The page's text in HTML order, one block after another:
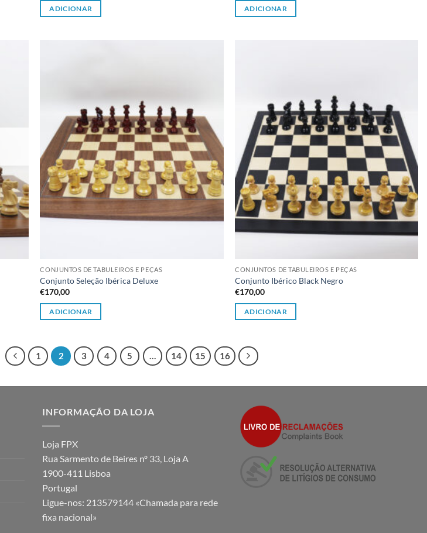
ADICIONAR ADICIONAR
CONJUNTOS DE TABULEIROS E PEÇAS
Conjunto Seleção Ibérica Deluxe
€170,00
ADICIONAR
CONJUNTOS DE TABULEIROS E PEÇAS
Conjunto Ibérico Black Negro
€170,00
ADICIONAR
1 2 3 4 5 … 14 15 16
INFORMAÇÃO DA LOJA
Loja FPX
Rua Sarmento de Beires nº 33, Loja A
1900-411 Lisboa
Portugal
Ligue-nos: 213579144 «Chamada para rede
fixa nacional»